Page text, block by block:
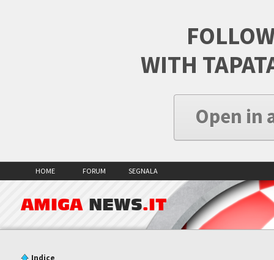
WITH
Open in
HOME FORUM SEGNALA
AMIGA NEWS.IT
Indice